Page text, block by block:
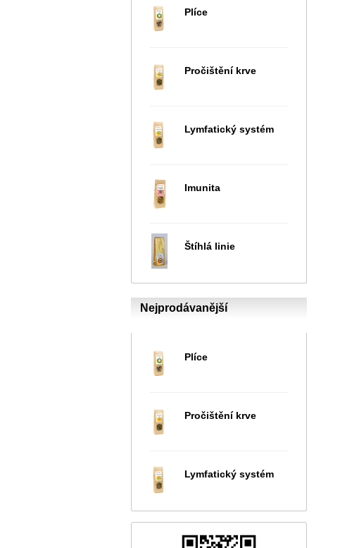
Plíce
Pročištění krve
Lymfatický systém
Imunita
Štíhlá linie
Nejprodávanější
Plíce
Pročištění krve
Lymfatický systém